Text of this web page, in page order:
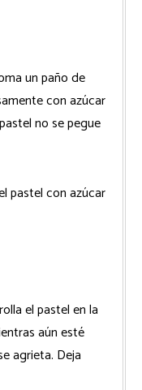
un paño de
con azúcar
no se pegue
pastel con azúcar
el pastel en la
aún esté
agrieta. Deja